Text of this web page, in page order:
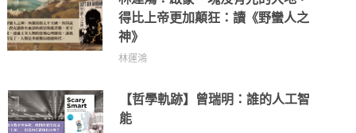
得比上帝更加顛狂：讀《野蠻人之
神》
林運鴻
【哲學軌跡】曾瑞明：誰的人工智
能